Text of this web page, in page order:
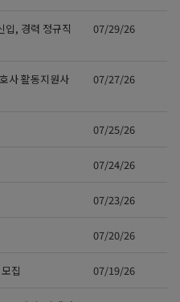
입, 경력 정규직
07/29/26
사 활동지원사
07/27/26
07/25/26
07/24/26
07/23/26
07/20/26
집 07/19/26